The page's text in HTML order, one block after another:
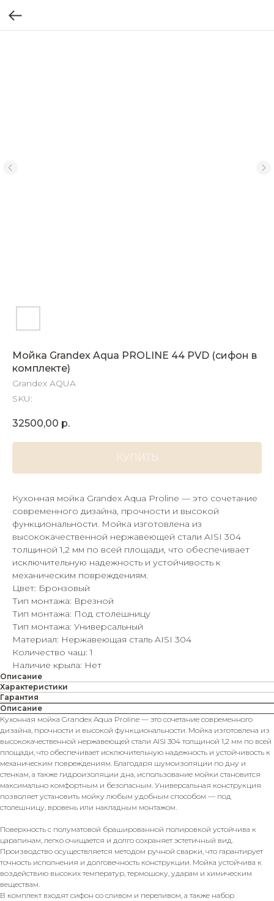
Мойка Grandex Aqua PROLINE 44 PVD (сифон в
комплекте)
Grandex AQUA
SKU:
32500,00 р.
КУПИТЬ
Кухонная мойка Grandex Aqua Proline — это сочетание
современного дизайна, прочности и высокой
функциональности. Мойка изготовлена из
высококачественной нержавеющей стали AISI 304
толщиной 1,2 мм по всей площади, что обеспечивает
исключительную надежность и устойчивость к
механическим повреждениям.
Цвет: Бронзовый
Тип монтажа: Врезной
Тип монтажа: Под столешницу
Тип монтажа: Универсальный
Материал: Нержавеющая сталь AISI 304
Количество чаш: 1
Наличие крыла: Нет
Описание
Характеристики
Гарантия
Описание
Кухонная мойка Grandex Aqua Proline — это сочетание современного
дизайна, прочности и высокой функциональности. Мойка изготовлена из
высококачественной нержавеющей стали AISI 304 толщиной 1,2 мм по всей
площади, что обеспечивает исключительную надежность и устойчивость к
механическим повреждениям. Благодаря шумоизоляции по дну и
стенкам, а также гидроизоляции дна, использование мойки становится
максимально комфортным и безопасным. Универсальная конструкция
позволяет установить мойку любым удобным способом — под
столешницу, вровень или накладным монтажом.
Поверхность с полуматовой брашированной полировкой устойчива к
царапинам, легко очищается и долго сохраняет эстетичный вид.
Производство осуществляется методом ручной сварки, что гарантирует
точность исполнения и долговечность конструкции. Мойка устойчива к
воздействию высоких температур, термошоку, ударам и химическим
веществам.
В комплект входят сифон со сливом и переливом, а также набор